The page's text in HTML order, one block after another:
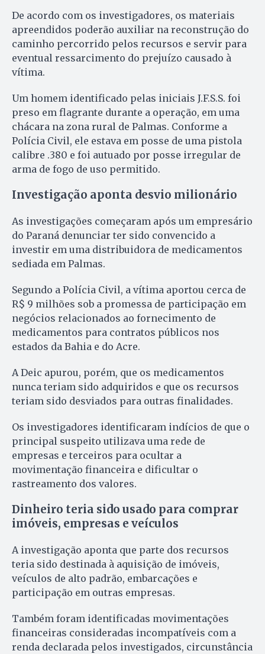
De acordo com os investigadores, os materiais
apreendidos poderão auxiliar na reconstrução do
caminho percorrido pelos recursos e servir para
eventual ressarcimento do prejuízo causado à
vítima.
Um homem identificado pelas iniciais J.F.S.S. foi
preso em flagrante durante a operação, em uma
chácara na zona rural de Palmas. Conforme a
Polícia Civil, ele estava em posse de uma pistola
calibre .380 e foi autuado por posse irregular de
arma de fogo de uso permitido.
Investigação aponta desvio milionário
As investigações começaram após um empresário
do Paraná denunciar ter sido convencido a
investir em uma distribuidora de medicamentos
sediada em Palmas.
Segundo a Polícia Civil, a vítima aportou cerca de
R$ 9 milhões sob a promessa de participação em
negócios relacionados ao fornecimento de
medicamentos para contratos públicos nos
estados da Bahia e do Acre.
A Deic apurou, porém, que os medicamentos
nunca teriam sido adquiridos e que os recursos
teriam sido desviados para outras finalidades.
Os investigadores identificaram indícios de que o
principal suspeito utilizava uma rede de
empresas e terceiros para ocultar a
movimentação financeira e dificultar o
rastreamento dos valores.
Dinheiro teria sido usado para comprar
imóveis, empresas e veículos
A investigação aponta que parte dos recursos
teria sido destinada à aquisição de imóveis,
veículos de alto padrão, embarcações e
participação em outras empresas.
Também foram identificadas movimentações
financeiras consideradas incompatíveis com a
renda declarada pelos investigados, circunstância